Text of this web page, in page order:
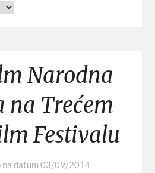
Narodna
na Trećem
Festivalu
datum03/09/2014